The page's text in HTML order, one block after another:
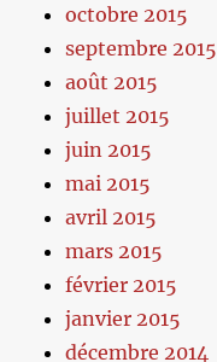
octobre 2015
septembre 2015
août 2015
juillet 2015
juin 2015
mai 2015
avril 2015
mars 2015
février 2015
janvier 2015
décembre 2014